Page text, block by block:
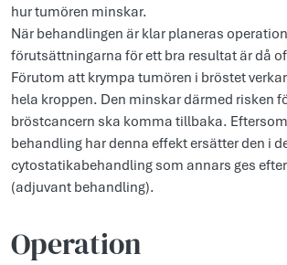
hur tumören minskar.
När behandlingen är klar planeras
förutsättningarna för ett bra resultat är då
Förutom att krympa tumören i bröstet
hela kroppen. Den minskar därmed risken
bröstcancern ska komma tillbaka.
behandling har denna effekt ersätter den i
cytostatikabehandling som annars ges
(adjuvant behandling).
Operation